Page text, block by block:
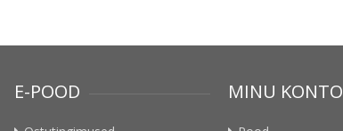
E-POOD MINU KONTO